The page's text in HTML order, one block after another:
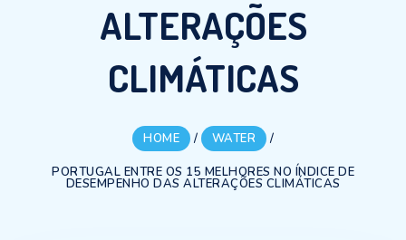
ALTERAÇÕES
CLIMÁTICAS
HOME / WATER /
PORTUGAL ENTRE OS 15 MELHORES NO ÍNDICE DE
DESEMPENHO DAS ALTERAÇÕES CLIMÁTICAS